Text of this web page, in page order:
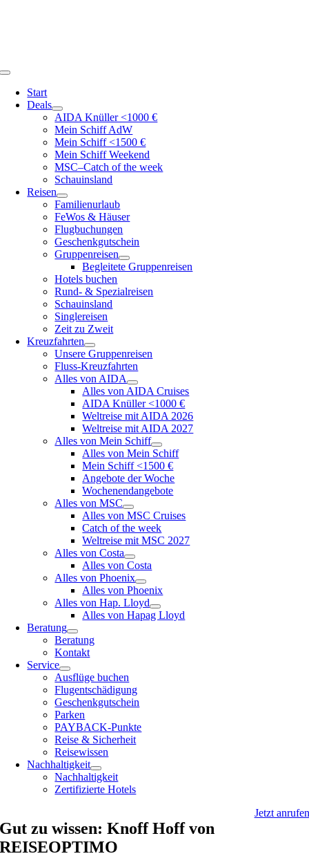
Toggle
Navigation
Start
Deals
AIDA Knüller <1000 €
Mein Schiff AdW
Mein Schiff <1500 €
Mein Schiff Weekend
MSC–Catch of the week
Schauinsland
Reisen
Familienurlaub
FeWos & Häuser
Flugbuchungen
Geschenkgutschein
Gruppenreisen
Begleitete Gruppenreisen
Hotels buchen
Rund- & Spezialreisen
Schauinsland
Singlereisen
Zeit zu Zweit
Kreuzfahrten
Unsere Gruppenreisen
Fluss-Kreuzfahrten
Alles von AIDA
Alles von AIDA Cruises
AIDA Knüller <1000 €
Weltreise mit AIDA 2026
Weltreise mit AIDA 2027
Alles von Mein Schiff
Alles von Mein Schiff
Mein Schiff <1500 €
Angebote der Woche
Wochenendangebote
Alles von MSC
Alles von MSC Cruises
Catch of the week
Weltreise mit MSC 2027
Alles von Costa
Alles von Costa
Alles von Phoenix
Alles von Phoenix
Alles von Hap. Lloyd
Alles von Hapag Lloyd
Beratung
Beratung
Kontakt
Service
Ausflüge buchen
Flugentschädigung
Geschenkgutschein
Parken
PAYBACK-Punkte
Reise & Sicherheit
Reisewissen
Nachhaltigkeit
Nachhaltigkeit
Zertifizierte Hotels
Jetzt anrufen
Gut zu wissen: Knoff Hoff von
REISEOPTIMO